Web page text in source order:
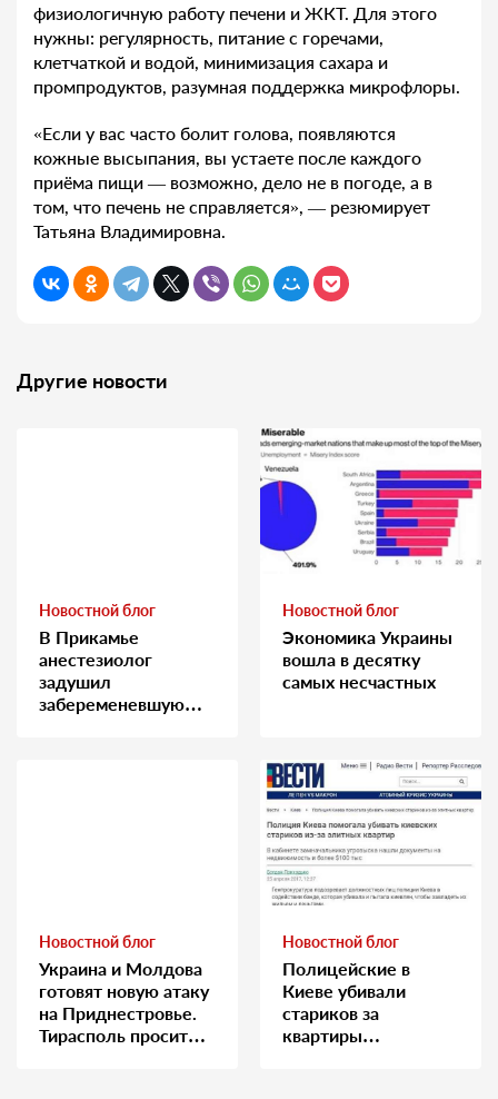
физиологичную работу печени и ЖКТ. Для этого
нужны: регулярность, питание с горечами,
клетчаткой и водой, минимизация сахара и
промпродуктов, разумная поддержка микрофлоры.
«Если у вас часто болит голова, появляются
кожные высыпания, вы устаете после каждого
приёма пищи — возможно, дело не в погоде, а в
том, что печень не справляется», — резюмирует
Татьяна Владимировна.
Другие новости
Новостной блог
В Прикамье
анестезиолог
задушил
забеременевшую
Новостной блог
Экономика Украины
вошла в десятку
самых несчастных
Новостной блог
Украина и Молдова
готовят новую атаку
на Приднестровье.
Тирасполь просит
Новостной блог
Полицейские в
Киеве убивали
стариков за
квартиры…